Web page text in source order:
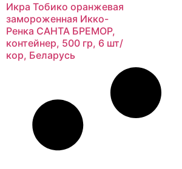
Икра Тобико оранжевая
замороженная Икко-
Ренка САНТА БРЕМОР,
контейнер, 500 гр, 6 шт/
кор, Беларусь